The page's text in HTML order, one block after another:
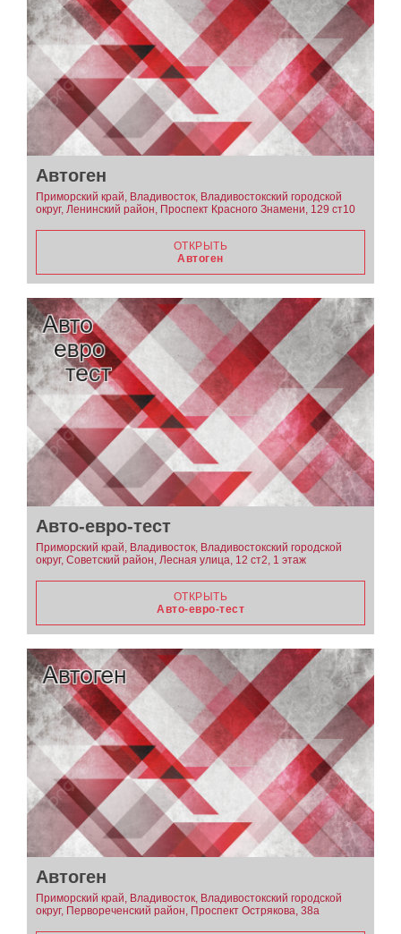
Автоген
Приморский край, Владивосток, Владивостокский городской
округ, Ленинский район, Проспект Красного Знамени, 129 ст10
ОТКРЫТЬ
Автоген
Авто-евро-тест
Приморский край, Владивосток, Владивостокский городской
округ, Советский район, Лесная улица, 12 ст2, 1 этаж
ОТКРЫТЬ
Авто-евро-тест
Автоген
Приморский край, Владивосток, Владивостокский городской
округ, Первореченский район, Проспект Острякова, 38а